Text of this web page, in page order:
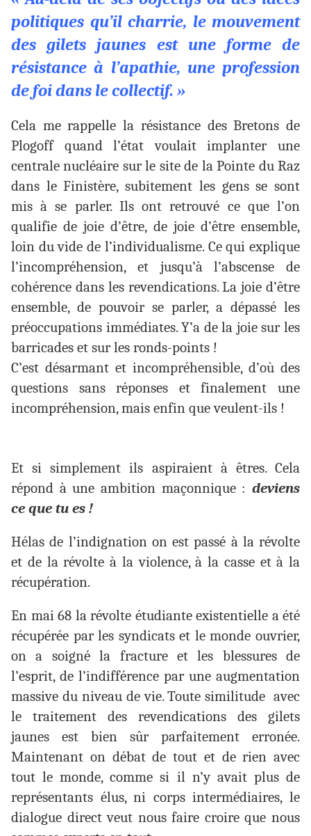
politiques qu’il charrie, le mouvement
des gilets jaunes est une forme de
résistance à l’apathie, une profession
de foi dans le collectif. »
Cela me rappelle la résistance des Bretons de
Plogoff quand l’état voulait implanter une
centrale nucléaire sur le site de la Pointe du Raz
dans le Finistère, subitement les gens se sont
mis à se parler. Ils ont retrouvé ce que l’on
qualifie de joie d’être, de joie d’être ensemble,
loin du vide de l’individualisme. Ce qui explique
l’incompréhension, et jusqu’à l’abscense de
cohérence dans les revendications. La joie d’être
ensemble, de pouvoir se parler, a dépassé les
préoccupations immédiates. Y’a de la joie sur les
barricades et sur les ronds-points !
C’est désarmant et incompréhensible, d’où des
questions sans réponses et finalement une
incompréhension, mais enfin que veulent-ils !
Et si simplement ils aspiraient à êtres. Cela
répond à une ambition maçonnique : deviens
ce que tu es !
Hélas de l’indignation on est passé à la révolte
et de la révolte à la violence, à la casse et à la
récupération.
En mai 68 la révolte étudiante existentielle a été
récupérée par les syndicats et le monde ouvrier,
on a soigné la fracture et les blessures de
l’esprit, de l’indifférence par une augmentation
massive du niveau de vie. Toute similitude avec
le traitement des revendications des gilets
jaunes est bien sûr parfaitement erronée.
Maintenant on débat de tout et de rien avec
tout le monde, comme si il n’y avait plus de
représentants élus, ni corps intermédiaires, le
dialogue direct veut nous faire croire que nous